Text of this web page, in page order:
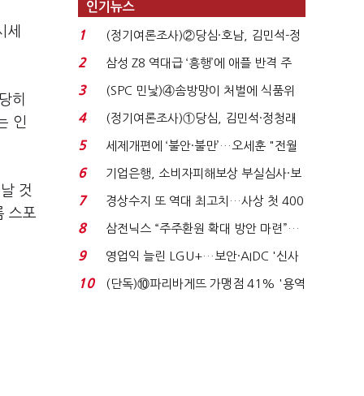
히
인
것
스포
인기뉴스
1
(정기여론조사)②당심·호남, 김민석-정
청래 '초접전'...
2
삼성 Z8 역대급 ‘흥행’에 애플 반격 주
목…9월 ‘폴...
3
(SPC 민낯)④솜방망이 처벌에 식품위
생법 위반 반복...
4
(정기여론조사)①당심, 김민석·정청래
'초접전'…대통령 ...
5
세제개편에 ‘불안·불만’…오세훈 "전월
세 구하기 더 ...
6
기업은행, 소비자피해보상 부실심사·보
이스피싱 공시 ...
7
경상수지 또 역대 최고치…사상 첫 400
억달러에 '3% 성...
8
삼전닉스 “주주환원 확대 방안 마련”…
로이터에 성명...
9
영업익 늘린 LGU+…보안·AIDC '신사
업 드라이브'...
10
(단독)⑩파리바게뜨 가맹점 41% '용역